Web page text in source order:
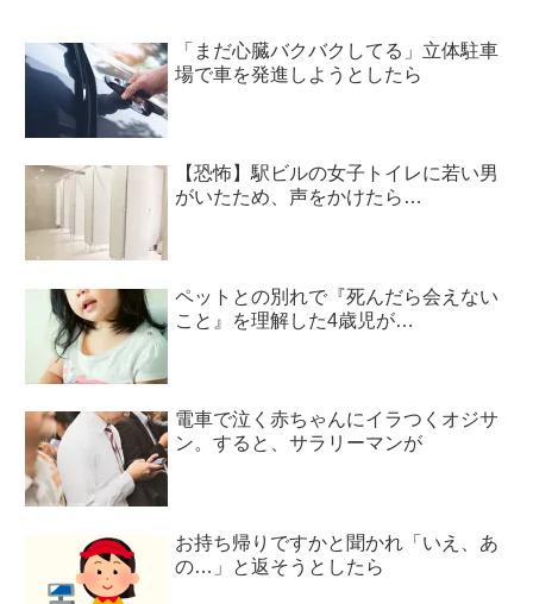
「まだ心臓バクバクしてる」立体駐車
場で車を発進しようとしたら
【恐怖】駅ビルの女子トイレに若い男
がいたため、声をかけたら…
ペットとの別れで『死んだら会えない
こと』を理解した4歳児が…
電車で泣く赤ちゃんにイラつくオジサ
ン。すると、サラリーマンが
お持ち帰りですかと聞かれ「いえ、あ
の…」と返そうとしたら